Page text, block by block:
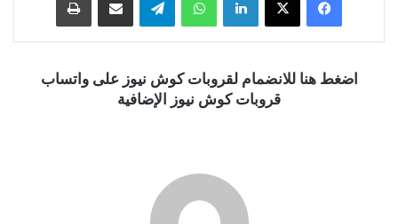
اضغط هنا للانضمام لقروبات كوش نيوز على واتساب
قروبات كوش نيوز الإضافية